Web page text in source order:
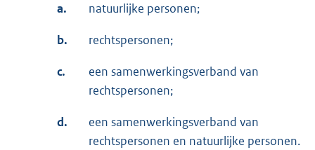
a. natuurlijke personen;
b. rechtspersonen;
c.
een samenwerkingsverband van
rechtspersonen;
d.
een samenwerkingsverband van
rechtspersonen en natuurlijke personen.